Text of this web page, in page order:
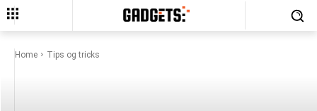
Home Tips og tricks